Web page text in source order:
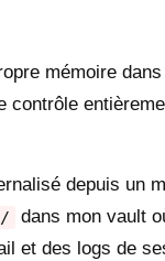
mémoire
contrôle
depuis un
dans mon vault
et des logs de